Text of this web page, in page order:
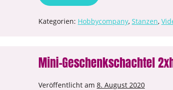
Kategorien: Hobbycompany, Stanzen,
Mini-Geschenkschachtel
Veröffentlicht am 8. August 2020